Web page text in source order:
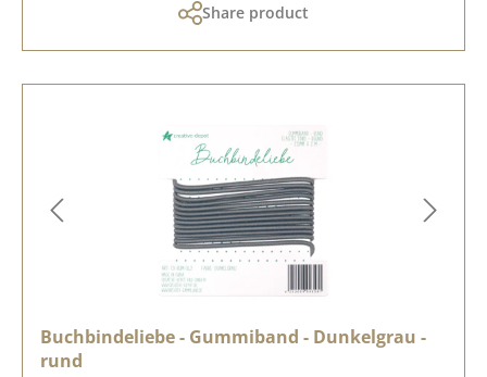
Share product
Buchbindeliebe - Gummiband - Dunkelgrau -
rund